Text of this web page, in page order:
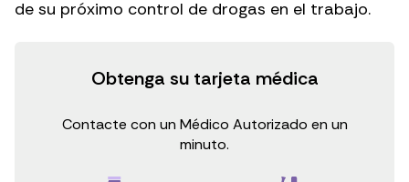
de su próximo control de drogas en el trabajo.
Obtenga su tarjeta médica
Contacte con un Médico Autorizado en un
minuto.